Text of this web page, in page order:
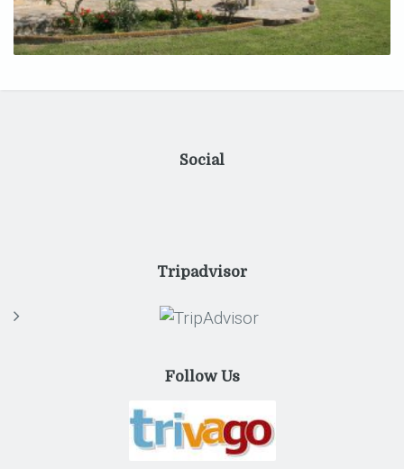
Social
Tripadvisor
Follow Us